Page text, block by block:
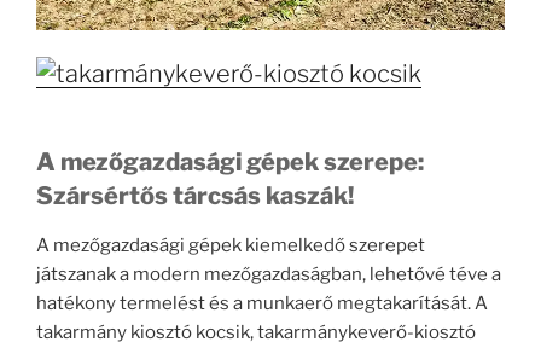
A mezőgazdasági gépek szerepe:
Szársértős tárcsás kaszák!
A mezőgazdasági gépek kiemelkedő szerepet
játszanak a modern mezőgazdaságban, lehetővé téve a
hatékony termelést és a munkaerő megtakarítását. A
takarmány kiosztó kocsik, takarmánykeverő-kiosztó